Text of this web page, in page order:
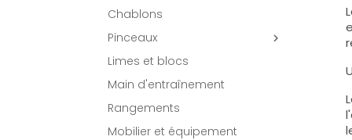
Chablons
Pinceaux

Limes et blocs
Main d'entraînement
Rangements
Mobilier et équipement